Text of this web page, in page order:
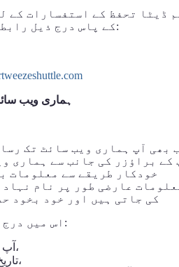
ڈیٹا تحفظ کے استفسارات کے
کے پاس درج ذیل رابطہ کے اختیارات ہیں:
2. ہماری ویب
بھی آپ ہماری ویب سائٹ تک
کے براؤزر کی جانب سے ہماری
خودکار طریقے سے معلومات
عارضی طور پر نام نہاد
کی جاتی ہیں اور خود بخود
اس میں درج ذیل ڈیٹا شامل ہیں:
آپ کا آئی پی ایڈریس،
تاریخ اور وقت رسائی،